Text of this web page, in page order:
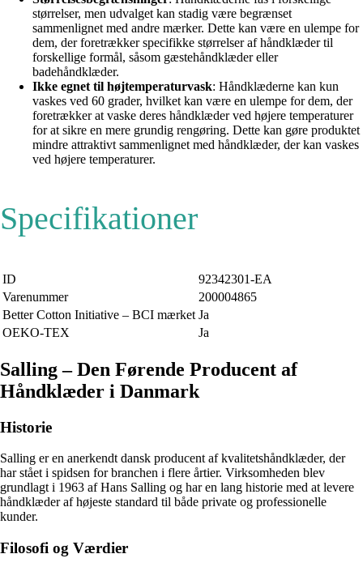
størrelser, men udvalget kan stadig være begrænset
sammenlignet med andre mærker. Dette kan være en ulempe for
dem, der foretrækker specifikke størrelser af håndklæder til
forskellige formål, såsom gæstehåndklæder eller
badehåndklæder.
Ikke egnet til højtemperaturvask: Håndklæderne kan kun
vaskes ved 60 grader, hvilket kan være en ulempe for dem, der
foretrækker at vaske deres håndklæder ved højere temperaturer
for at sikre en mere grundig rengøring. Dette kan gøre produktet
mindre attraktivt sammenlignet med håndklæder, der kan vaskes
ved højere temperaturer.
Specifikationer
ID
92342301-EA
Varenummer
200004865
Better Cotton Initiative – BCI mærket Ja
OEKO-TEX
Ja
Salling – Den Førende Producent af
Håndklæder i Danmark
Historie
Salling er en anerkendt dansk producent af kvalitetshåndklæder, der
har stået i spidsen for branchen i flere årtier. Virksomheden blev
grundlagt i 1963 af Hans Salling og har en lang historie med at levere
håndklæder af højeste standard til både private og professionelle
kunder.
Filosofi og Værdier